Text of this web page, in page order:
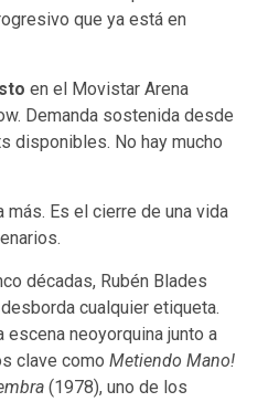
que ya está en
en el Movistar Arena
Demanda sostenida desde
disponibles. No hay mucho
más. Es el cierre de una vida
décadas, Rubén Blades
cualquier etiqueta.
neoyorquina junto a
clave como Metiendo Mano!
(1978), uno de los